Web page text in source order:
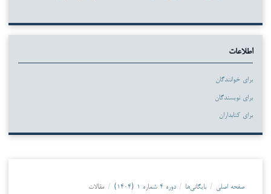
اطلاعات
برای خوانندگان
برای نویسندگان
برای کتابداران
صفحه اصلی / بایگانی‌ها / دوره ۴ شماره ۱ (۱۴۰۴) / مقالات